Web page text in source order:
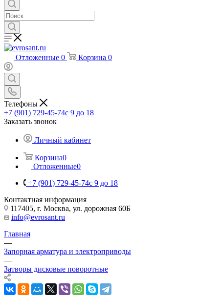
Отложенные 0 Корзина 0
Телефоны
+7 (901) 729-45-74c 9 до 18
Заказать звонок
Личный кабинет
Корзина0
Отложенные0
+7 (901) 729-45-74c 9 до 18
Контактная информация
117405, г. Москва, ул. дорожная 60Б
info@evrosant.ru
Главная
—
Запорная арматура и электроприводы
—
Затворы дисковые поворотные